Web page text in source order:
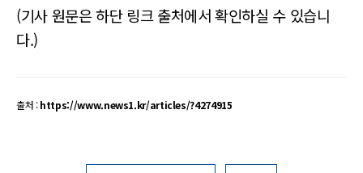
(기사 원문은 하단 링크 출처에서 확인하실 수 있습니
다.)
출처 :https://www.news1.kr/articles/?4274915